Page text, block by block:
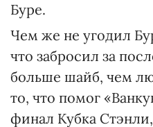
Буре.
Чем же не угодил
что забросил за
больше шайб, чем
то, что помог
финал Кубка